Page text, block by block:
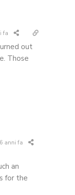
fa
out
Those
6 anni fa
an
for the